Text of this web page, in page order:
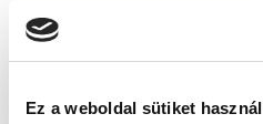
Ez a weboldal sütiket használ
csupán 17 Ft-
naponta